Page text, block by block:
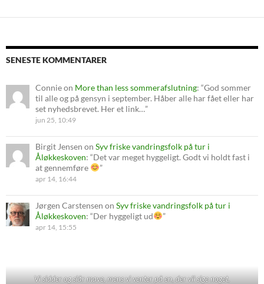
SENESTE KOMMENTARER
Connieon More than less sommerafslutning: “God sommer
til alle og på gensyn i september. Håber alle har fået eller har
set nyhedsbrevet. Her et link…”
jun 25, 10:49
Birgit Jensen on Syv friske vandringsfolk på tur i
Åløkkeskoven: “Det var meget hyggeligt. Godt vi holdt fast i
at gennemføre
”
apr 14, 16:44
Jørgen Carstensen on Syv friske vandringsfolk på tur i
Åløkkeskoven: “Der hyggeligt ud ”
apr 14, 15:55
Vi sidder og slår mave, mens vi venter på en, der vil sige noget,